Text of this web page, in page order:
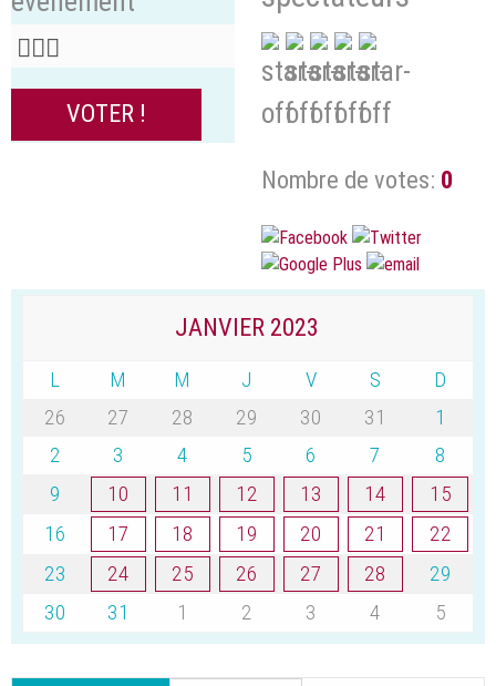
Nombre de votes: 0
JANVIER 2023
L M M J V S
D
26
27 28 29 30 31
1
2
3 4 5 6 7
8
9
10 11 12 13 14
15
16
17 18 19 20 21
22
23
24 25 26 27 28
29
30
31 1 2 3 4 5